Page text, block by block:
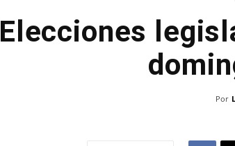
Elecciones
Por